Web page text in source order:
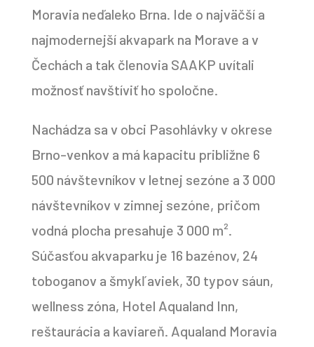
Moravia neďaleko Brna. Ide o najväčší a
najmodernejší akvapark na Morave a v
Čechách a tak členovia SAAKP uvítali
možnosť navštíviť ho spoločne.
Nachádza sa v obci Pasohlávky v okrese
Brno-venkov a má kapacitu približne 6
500 návštevníkov v letnej sezóne a 3 000
návštevníkov v zimnej sezóne, pričom
vodná plocha presahuje 3 000 m².
Súčasťou akvaparku je 16 bazénov, 24
toboganov a šmykľaviek, 30 typov sáun,
wellness zóna, Hotel Aqualand Inn,
reštaurácia a kaviareň. Aqualand Moravia